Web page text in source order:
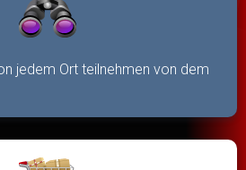
jedem Ort teilnehmen von dem